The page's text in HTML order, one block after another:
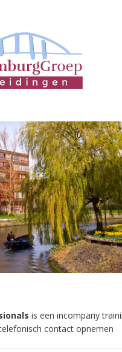
is een incompany
contact opnemen